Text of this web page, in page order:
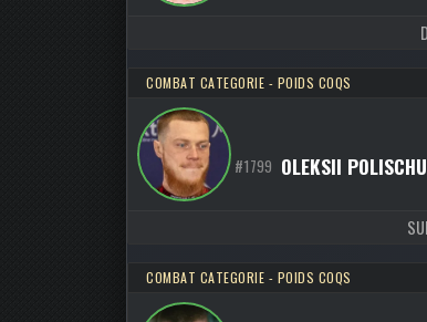
COMBAT CATEGORIE - POIDS COQS
#1799 OLEKSII
COMBAT CATEGORIE - POIDS COQS